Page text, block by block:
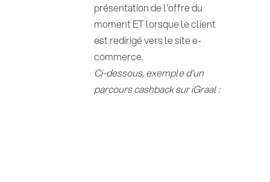
présentation de l'offre du
moment ET lorsque le client
est redirigé vers le site e-
commerce.
Ci-dessous, exemple d'un
parcours cashback sur iGraal :